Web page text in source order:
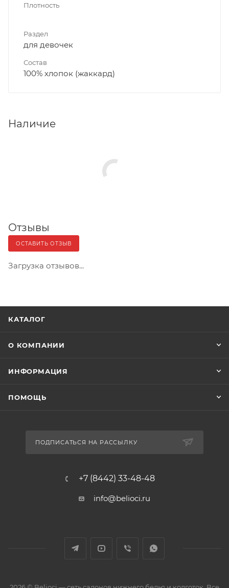
Плотность
Раздел
для девочек
Состав
100% хлопок (жаккард)
Наличие
Отзывы
ОСТАВИТЬ ОТЗЫВ
Загрузка отзывов...
КАТАЛОГ
О КОМПАНИИ
ИНФОРМАЦИЯ
ПОМОЩЬ
ПОДПИСАТЬСЯ НА РАССЫЛКУ
+7 (8442) 33-48-48
info@belioci.ru